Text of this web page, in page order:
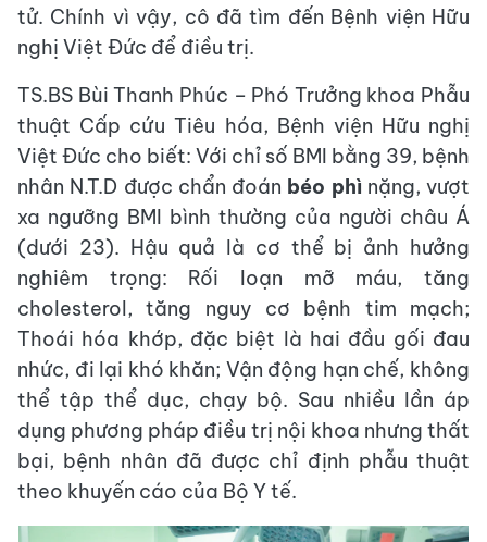
tử. Chính vì vậy, cô đã tìm đến Bệnh viện Hữu
nghị Việt Đức để điều trị.
TS.BS Bùi Thanh Phúc – Phó Trưởng khoa Phẫu
thuật Cấp cứu Tiêu hóa, Bệnh viện Hữu nghị
Việt Đức cho biết: Với chỉ số BMI bằng 39, bệnh
nhân N.T.D được chẩn đoán béo phì nặng, vượt
xa ngưỡng BMI bình thường của người châu Á
(dưới 23). Hậu quả là cơ thể bị ảnh hưởng
nghiêm trọng: Rối loạn mỡ máu, tăng
cholesterol, tăng nguy cơ bệnh tim mạch;
Thoái hóa khớp, đặc biệt là hai đầu gối đau
nhức, đi lại khó khăn; Vận động hạn chế, không
thể tập thể dục, chạy bộ. Sau nhiều lần áp
dụng phương pháp điều trị nội khoa nhưng thất
bại, bệnh nhân đã được chỉ định phẫu thuật
theo khuyến cáo của Bộ Y tế.